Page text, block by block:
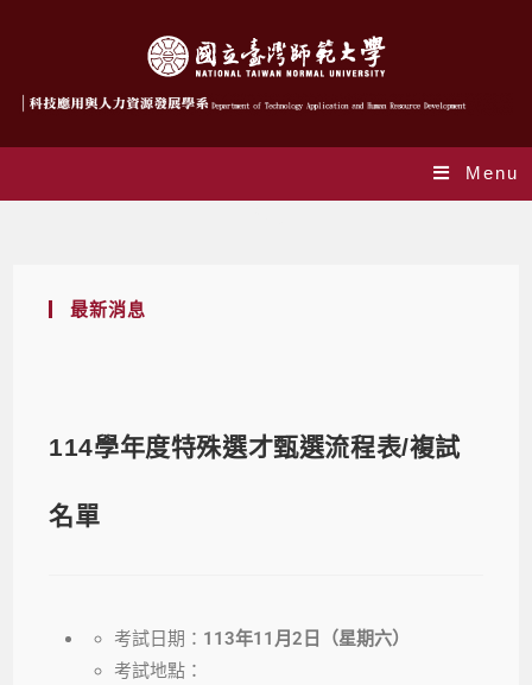
Menu
最新消息
114學年度特殊選才甄選流程表/複試
名單
考試日期： 113年11 月2 日（星期六）
考試地點：